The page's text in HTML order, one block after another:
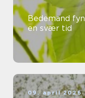
Bedemand fyn sådan får du tryg hjælp i
en svær tid
09. april 2026